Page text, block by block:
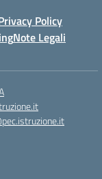
Policy
Note Legali